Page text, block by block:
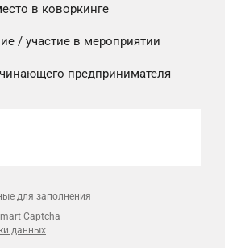
в коворкинге
/ участие в мероприятии
предпринимателя
для заполнения
Captcha
данных